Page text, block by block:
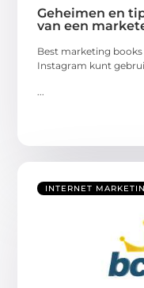
Geheimen en
van een
Best marketing books
Instagram kunt
INTERNET